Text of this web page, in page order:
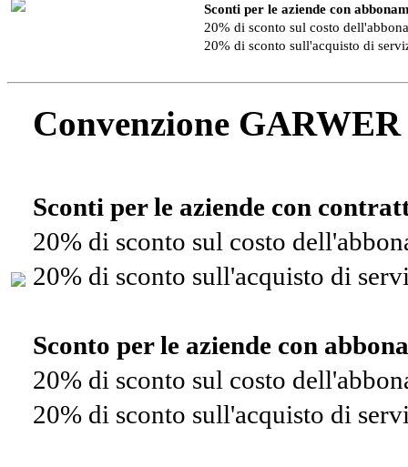
Sconti per le aziende con
20% di sconto sul costo
20% di sconto sull'acquisto di
Convenzione
Sconti per le aziende con
20% di sconto sul costo
20% di sconto sull'acquisto di
Sconto per le aziende con
20% di sconto sul costo
20% di sconto sull'acquisto di